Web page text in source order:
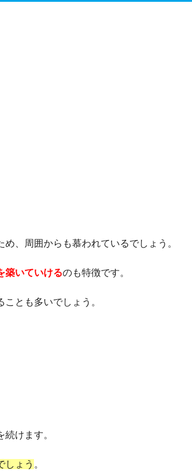
、周囲からも慕われているでしょう。
築いていけるのも特徴です。
とも多いでしょう。
けます。
しょう 。